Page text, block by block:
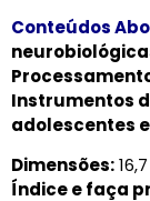
Conteúdos
Instrumentos
adolescentes
Dimensões:
Índice e faça